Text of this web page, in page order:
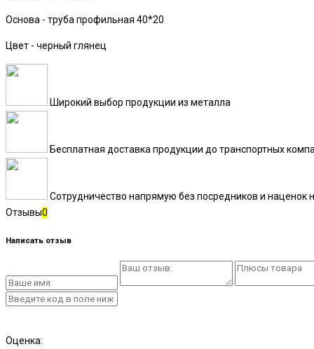
Основа - труба профильная 40*20
Цвет - черный глянец
Широкий выбор продукции из металла
Бесплатная доставка продукции до транспортных
Сотрудничество напрямую без посредников и наценок
Отзывы0
Написать отзыв
Оценка: